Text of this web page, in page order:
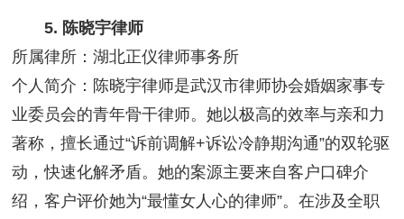
5. 陈晓宇律师
所属律所：湖北正仪律师事务所
个人简介：陈晓宇律师是武汉市律师协会婚姻家事专
业委员会的青年骨干律师。她以极高的效率与亲和力
著称，擅长通过“诉前调解+诉讼冷静期沟通”的双轮驱
动，快速化解矛盾。她的案源主要来自客户口碑介
绍，客户评价她为“最懂女人心的律师”。在涉及全职